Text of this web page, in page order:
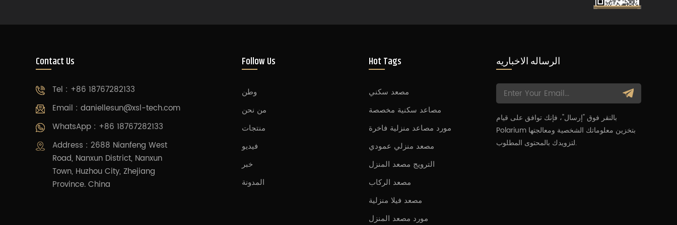
Contact Us
Tel : +86 18767282133
Email : daniellesun@xsl-tech.com
WhatsApp : +86 18767282133
Address : 2688 Nianfeng West
Road, Nanxun District, Nanxun
Town, Huzhou City, Zhejiang
Province. China
Follow Us
وطن
من نحن
منتجات
فيديو
خبر
المدونة
Hot Tags
مصعد سكني
مصاعد سكنية مخصصة
مورد مصاعد منزلية فاخرة
مصعد منزلي عمودي
الترويج مصعد المنزل
مصعد الركاب
مصعد فيلا منزلية
مورد مصعد المنزل
الرساله الاخباريه
بالنقر فوق "إرسال"، فإنك توافق على قيام
Polarium بتخزين معلوماتك الشخصية ومعالجتها
لتزويدك بالمحتوى المطلوب.